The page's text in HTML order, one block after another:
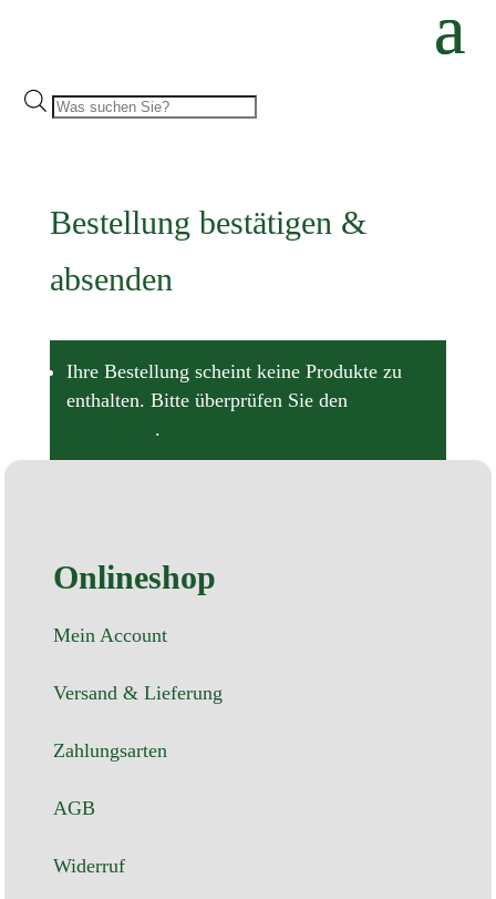
Products
Bestellung bestätigen &
absenden
Ihre Bestellung scheint keine Produkte zu
enthalten. Bitte überprüfen Sie den
.
Onlineshop
Mein Account
Versand & Lieferung
Zahlungsarten
AGB
Widerruf